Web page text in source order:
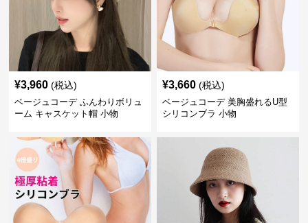
¥3,960 (税込)
ベージュコーデ ふんわりボリュ
ーム キャスケット帽 小物
¥3,660 (税込)
ベージュコーデ 美胸盛れるU型
シリコンブラ 小物